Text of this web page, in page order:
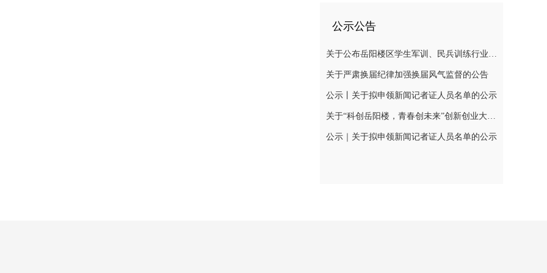
公示公告
关于公布岳阳楼区学生军训、民兵训练行业领域监督举报电话的公告
关于严肃换届纪律加强换届风气监督的公告
公示丨关于拟申领新闻记者证人员名单的公示
关于“科创岳阳楼，青春创未来”创新创业大赛网评结果公示及现场初赛有关事项的通知
公示｜关于拟申领新闻记者证人员名单的公示